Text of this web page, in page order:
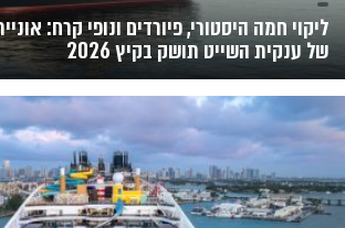
ליקוי חמה היסטורי, פיורדים ונופי קרח:
של ענקית השייט תושק בקיץ 2026